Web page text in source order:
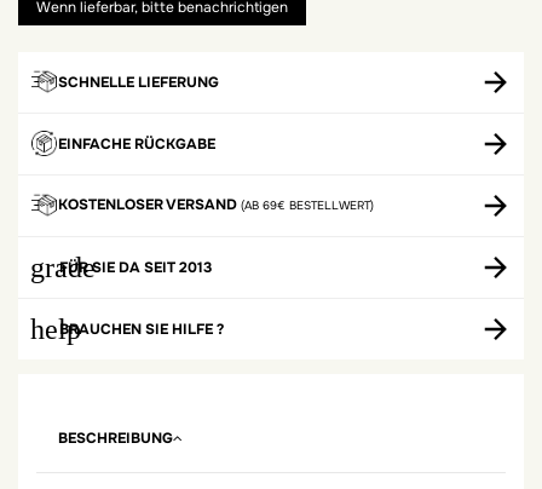
SCHNELLE LIEFERUNG
EINFACHE RÜCKGABE
KOSTENLOSER VERSAND (AB 69€ BESTELLWERT)
grade
FÜR SIE DA SEIT 2013
helpBRAUCHEN SIE HILFE ?
BESCHREIBUNG